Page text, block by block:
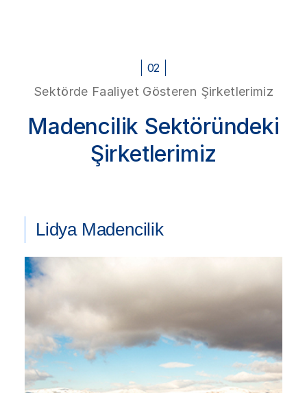
02
Sektörde Faaliyet Gösteren Şirketlerimiz
Madencilik Sektöründeki
Şirketlerimiz
Lidya Madencilik